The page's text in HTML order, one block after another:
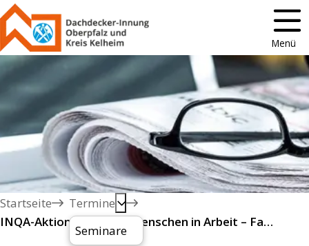
Menü
Startseite
Termine
Seminare
IN­QA-Ak­ti­ons­wo­chen „Men­schen in Ar­beit – Fach­kräf­te in den Re­gio­nen“